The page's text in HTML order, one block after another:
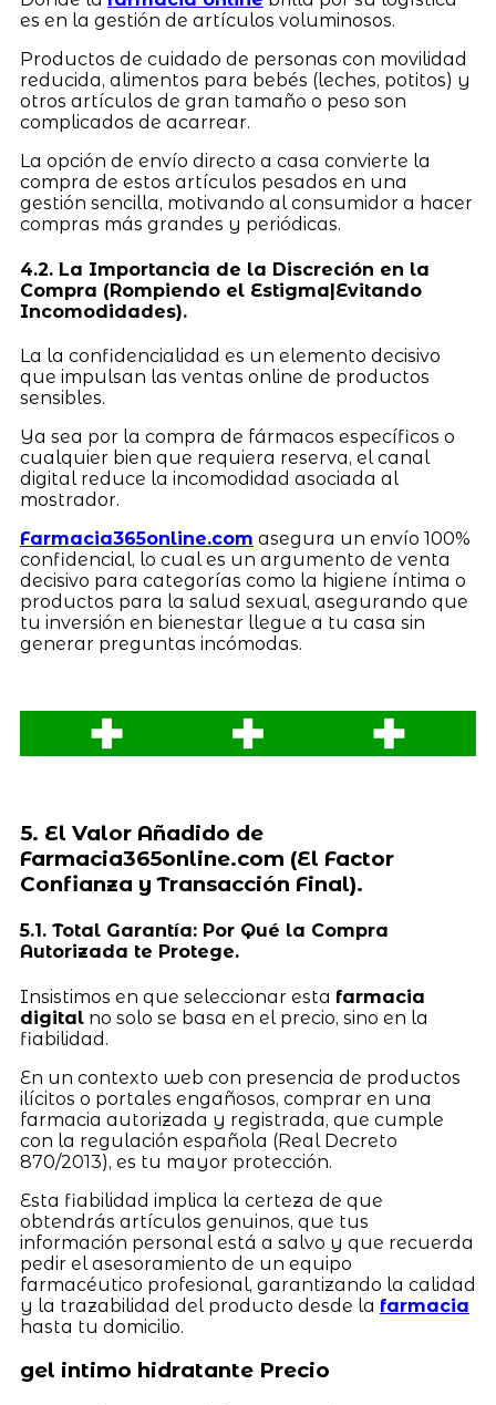
es en la gestión de artículos voluminosos.
Productos de cuidado de personas con movilidad
reducida, alimentos para bebés (leches, potitos) y
otros artículos de gran tamaño o peso son
complicados de acarrear.
La opción de envío directo a casa convierte la
compra de estos artículos pesados en una
gestión sencilla, motivando al consumidor a hacer
compras más grandes y periódicas.
4.2. La Importancia de la Discreción en la
Compra (Rompiendo el Estigma|Evitando
Incomodidades).
La la confidencialidad es un elemento decisivo
que impulsan las ventas online de productos
sensibles.
Ya sea por la compra de fármacos específicos o
cualquier bien que requiera reserva, el canal
digital reduce la incomodidad asociada al
mostrador.
Farmacia365online.com asegura un envío 100%
confidencial, lo cual es un argumento de venta
decisivo para categorías como la higiene íntima o
productos para la salud sexual, asegurando que
tu inversión en bienestar llegue a tu casa sin
generar preguntas incómodas.
5. El Valor Añadido de
Farmacia365online.com (El Factor
Confianza y Transacción Final).
5.1. Total Garantía: Por Qué la Compra
Autorizada te Protege.
Insistimos en que seleccionar esta farmacia
digitalno solo se basa en el precio, sino en la
fiabilidad.
En un contexto web con presencia de productos
ilícitos o portales engañosos, comprar en una
farmacia autorizada y registrada, que cumple
con la regulación española (Real Decreto
870/2013), es tu mayor protección.
Esta fiabilidad implica la certeza de que
obtendrás artículos genuinos, que tus
información personal está a salvo y que recuerda
pedir el asesoramiento de un equipo
farmacéutico profesional, garantizando la calidad
y la trazabilidad del producto desde la farmacia
hasta tu domicilio.
gel intimo hidratante Precio